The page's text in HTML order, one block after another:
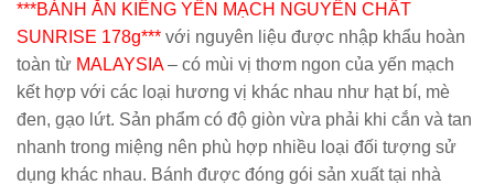
***BÁNH ĂN KIÊNG YẾN MẠCH NGUYÊN CHẤT
SUNRISE 178g*** với nguyên liệu được nhập khẩu hoàn
toàn từ MALAYSIA– có mùi vị thơm ngon của yến mạch
kết hợp với các loại hương vị khác nhau như hạt bí, mè
đen, gạo lứt. Sản phẩm có độ giòn vừa phải khi cắn và tan
nhanh trong miệng nên phù hợp nhiều loại đối tượng sử
dụng khác nhau. Bánh được đóng gói sản xuất tại nhà